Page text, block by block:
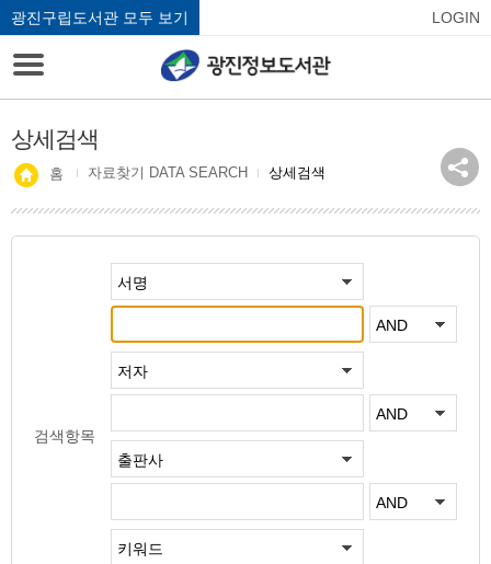
광진구립도서관 모두 보기 LOGIN
상세검색
홈 자료찾기 DATA SEARCH 상세검색
검색항목